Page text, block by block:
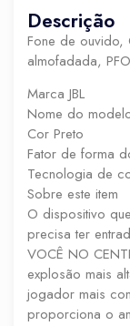
Descrição
Fone de ouvido,
almofadada,
Marca JBL
Nome do
Cor Preto
Fator de forma
Tecnologia de
Sobre este item
O dispositivo
precisa ter
VOCÊ NO
explosão mais
jogador mais
proporciona o